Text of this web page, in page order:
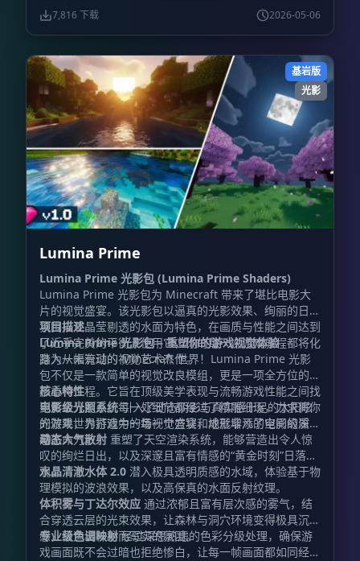
PTGI 的迭代升级上。
是，运行它并不强制要求
玩家必须拥有 RTX 系列显卡。
项目名称中的 “PTGI” 全称为 “Path Traced Global
招牌特性，同时还涵盖了基于路径追踪的反射效果。
7,816 下载 2026-05-06
基岩版
光影
Lumina Prime
Lumina Prime 光影包 (Lumina Prime Shaders)
Lumina Prime 光影包为 Minecraft 带来了堪比电影大
片的视觉盛宴。该光影包以逼真的光影效果、绚丽的日落
氛围以及晶莹剔透的水面为特色，在画质与性能之间达到
了近乎完美的平衡。使用它，你的每一次游戏旅程都将化
身为一幅流动的视觉艺术杰作。
项目描述
Lumina Prime 光影包 – 重塑你的游戏视觉体验
踏入从未有过的 Minecraft 世界！Lumina Prime 光影
包不仅是一款简单的视觉改良模组，更是一项全方位的图
形重构工程。它旨在顶级美学表现与流畅游戏性能之间找
到黄金分割点。每一处细节都经过了精雕细琢，力求将你
的游戏世界打造为一场视觉盛宴，成就非凡的电影级质
感。
核心特性
电影级光照系统引入了动态阴影与真实感十足的太阳眩
光效果，为游戏中的每一个方块和地形增添了空间的深度
与生命力。
动态大气散射 重塑了天空渲染系统，能够营造出令人惊
叹的绚烂日出，以及深邃且富有情感的“黄金时刻”日落景
观。
水晶清澈水体 2.0 潜入极具透明质感的水域，体验基于物
理模拟的波浪效果，以及高保真的水面反射纹理。
体积雾与丁达尔效应 通过浓郁且富有层次感的雾气，结
合穿透云层的光束效果，让森林与洞穴环境变得极具沉浸
感，营造出神秘而写实的氛围。
专业级色调映射经过深思熟虑的色彩分级处理，确保游
戏画面既不会过暗也拒绝惨白，让每一帧画面都如同经过